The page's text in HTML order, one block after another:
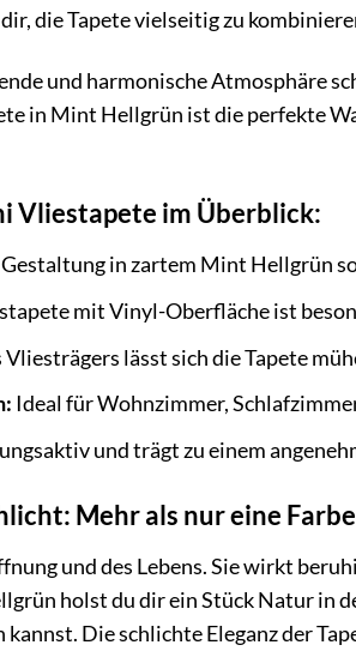
die Tapete vielseitig zu
und harmonische Atmosphäre
in Mint Hellgrün ist die perfekte
Vliestapete im Überblick:
in zartem Mint Hellgrün
mit Vinyl-Oberfläche ist
Vliesträgers lässt sich die Tapete
Ideal für Wohnzimmer,
und trägt zu einem
Mehr als nur eine Farbe
und des Lebens. Sie wirkt
holst du dir ein Stück Natur in
kannst. Die schlichte Eleganz der